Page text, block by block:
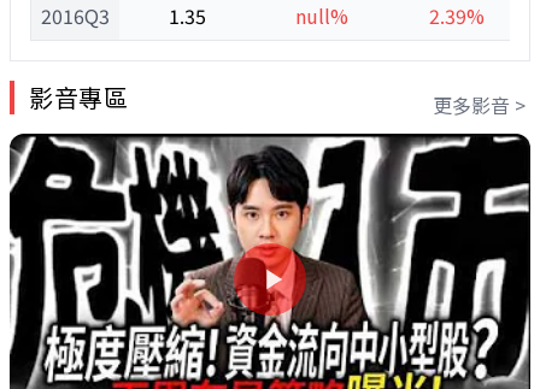
2016Q3
1.35
null% 2.39%
影音專區 更多影音 >